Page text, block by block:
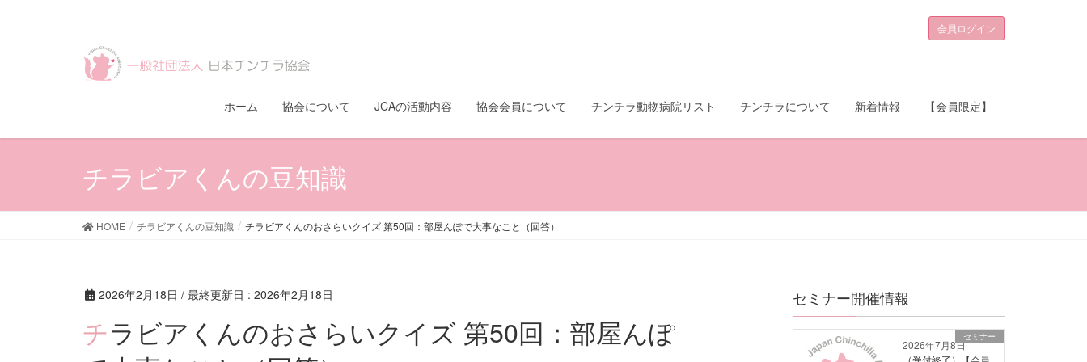
会員ログイン
ホーム 協会について JCAの活動内容 協会会員について チンチラ動物病院リスト チンチラについて 新着情報 【会員限定】
チラビアくんの豆知識
HOME チラビアくんの豆知識 チラビアくんのおさらいクイズ 第50回：部屋んぽで大事なこと（回答）
2026年2月18日 / 最終更新日 : 2026年2月18日
チラビアくんのおさらいクイズ 第50回：部屋んぽ
セミナー開催情報
2026年7月8日
セミナー
（受付終了）【会員